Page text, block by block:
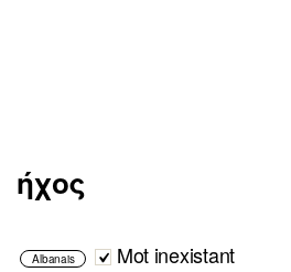
ήχος
Albanais Mot inexistant